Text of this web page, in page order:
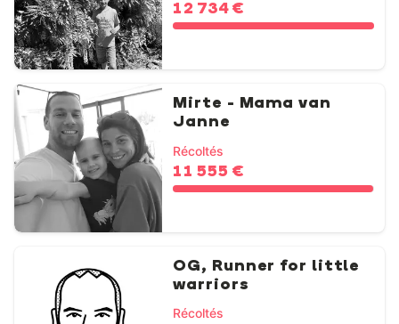
12 734 €
Mirte - Mama van
Janne
Récoltés
11 555 €
OG, Runner for little
warriors
Récoltés